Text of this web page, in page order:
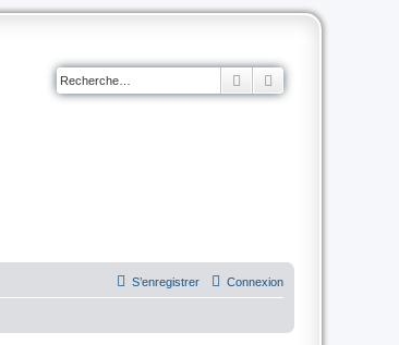
Rechercher
Connexion
S’enregistrer